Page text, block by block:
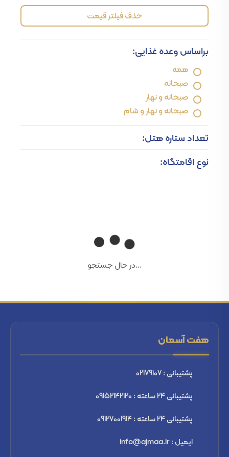
حذف فیلتر قیمت
براساس وعده غذایی:
همه
صبحانه
صبحانه و نهار
صبحانه و نهار و شام
تعداد ستاره هتل:
نوع اقامتگاه:
...در حال جستجو
هفت آسمان
پشتیبانی : 02179107
پشتیبانی 24 ساعته : 09152142120
پشتیبانی 24 ساعته : 09127001914
ایمیل : info@ajmaa.ir